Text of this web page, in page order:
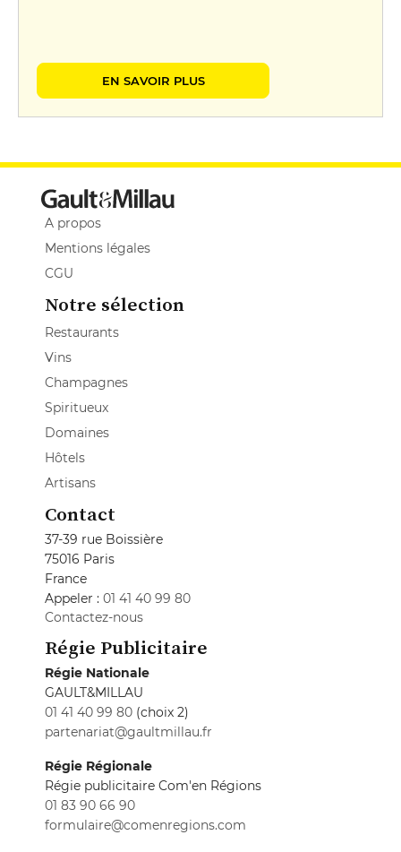
EN SAVOIR PLUS
A propos
Mentions légales
CGU
Notre sélection
Restaurants
Vins
Champagnes
Spiritueux
Domaines
Hôtels
Artisans
Contact
37-39 rue Boissière
75016 Paris
France
Appeler : 01 41 40 99 80
Contactez-nous
Régie Publicitaire
Régie Nationale
GAULT&MILLAU
01 41 40 99 80 (choix 2)
partenariat@gaultmillau.fr
Régie Régionale
Régie publicitaire Com'en Régions
01 83 90 66 90
formulaire@comenregions.com